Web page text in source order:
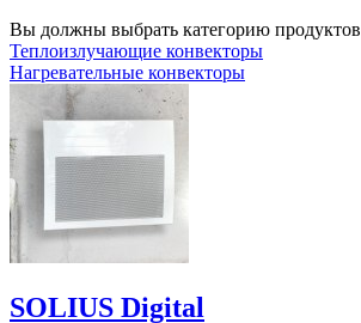
Вы должны выбрать категорию продуктов
Теплоизлучающие конвекторы
Нагревательные конвекторы
SOLIUS Digital